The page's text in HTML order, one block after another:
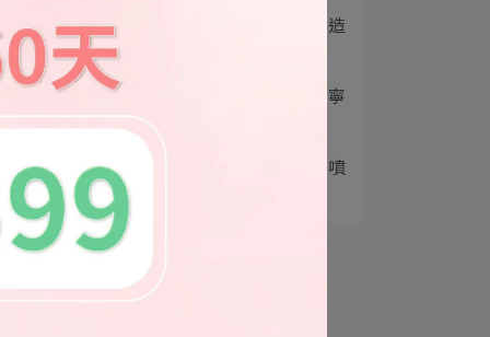
3
居家除蟲推薦使用台灣製造
「夜安寧系列產品⋯
4
無煙無臭居家除蟲│夜安寧
殺蟲品牌系列│中⋯
5
夜安寧免叮派卡瑞丁防蚊噴
霧，大人小孩都適⋯